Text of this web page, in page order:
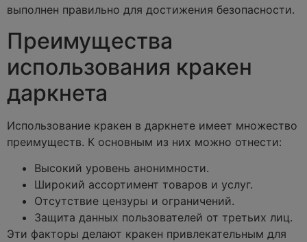
выполнен правильно для достижения безопасности.
Преимущества
использования кракен
даркнета
Использование кракен в даркнете имеет множество
преимуществ. К основным из них можно отнести:
Высокий уровень анонимности.
Широкий ассортимент товаров и услуг.
Отсутствие цензуры и ограничений.
Защита данных пользователей от третьих лиц.
Эти факторы делают кракен привлекательным для